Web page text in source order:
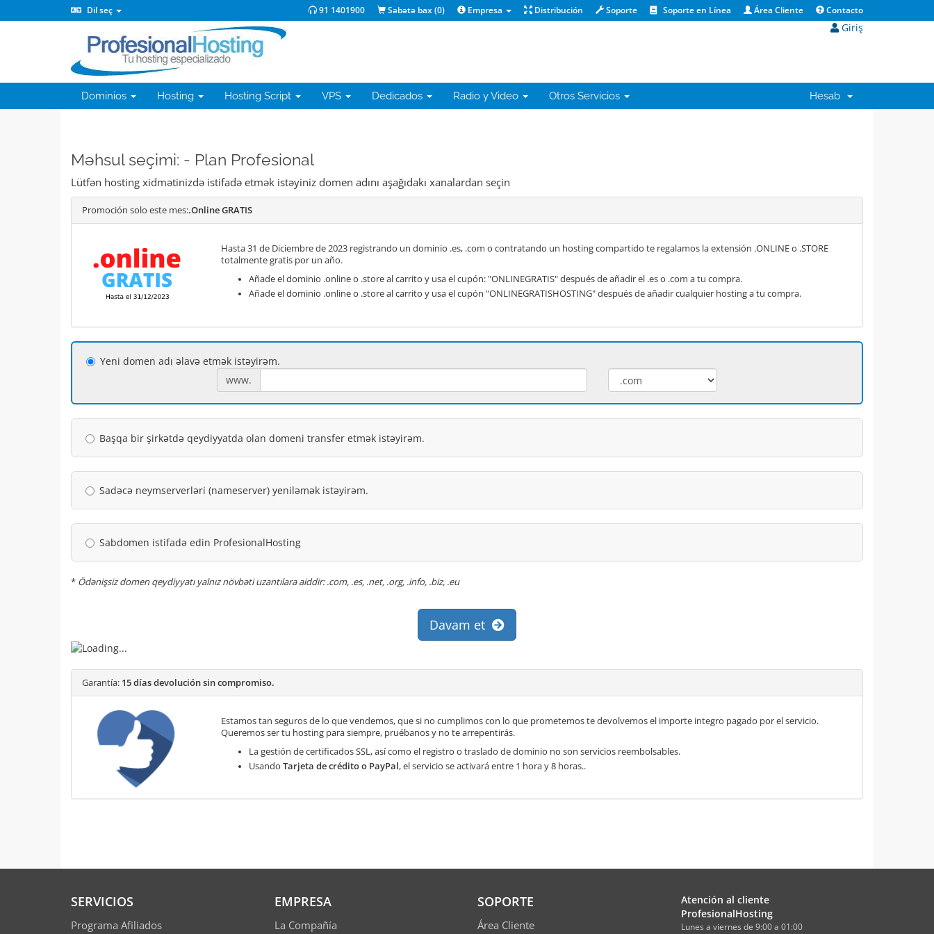
Dil seç 91 1401900 Səbətə bax (0) Empresa Distribución Soporte Soporte en Línea Área Cliente Contacto
Giriş
Dominios Hosting Hosting Script VPS Dedicados Radio y Video Otros Servicios Hesab
Məhsul seçimi: - Plan Profesional
Lütfən hosting xidmətinizdə istifadə etmək istəyiniz domen adını aşağıdakı xanalardan seçin
Promoción solo este mes:.Online GRATIS
Hasta 31 de Diciembre de 2023 registrando un dominio .es, .com o contratando un hosting compartido te regalamos la extensión .ONLINE o .STORE
totalmente gratis por un año.
Añade el dominio .online o .store al carrito y usa el cupón: "ONLINEGRATIS" después de añadir el .es o .com a tu compra.
Añade el dominio .online o .store al carrito y usa el cupón "ONLINEGRATISHOSTING" después de añadir cualquier hosting a tu compra.
Yeni domen adı əlavə etmək istəyirəm.
www.
Başqa bir şirkətdə qeydiyyatda olan domeni transfer etmək istəyirəm.
Sadəcə neymserverləri (nameserver) yeniləmək istəyirəm.
Sabdomen istifadə edin ProfesionalHosting
* Ödənişsiz domen qeydiyyatı yalnız növbəti uzantılara aiddir: .com, .es, .net, .org, .info, .biz, .eu
Davam et
Garantía: 15 días devolución sin compromiso.
Estamos tan seguros de lo que vendemos, que si no cumplimos con lo que prometemos te devolvemos el importe integro pagado por el servicio.
Queremos ser tu hosting para siempre, pruébanos y no te arrepentirás.
La gestión de certificados SSL, así como el registro o traslado de dominio no son servicios reembolsables.
Usando Tarjeta de crédito o PayPal, el servicio se activará entre 1 hora y 8 horas..
SERVICIOS
Programa Afiliados
EMPRESA
La Compañía
SOPORTE
Área Cliente
Atención al cliente
ProfesionalHosting
Lunes a viernes de 9:00 a 01:00